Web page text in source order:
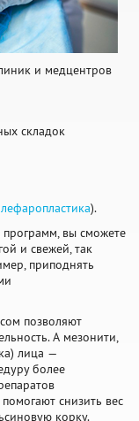
и медцентров
складок
).
вы сможете
и свежей, так
приподнять
позволяют
А мезонити,
лица —
более
снизить вес
корку.